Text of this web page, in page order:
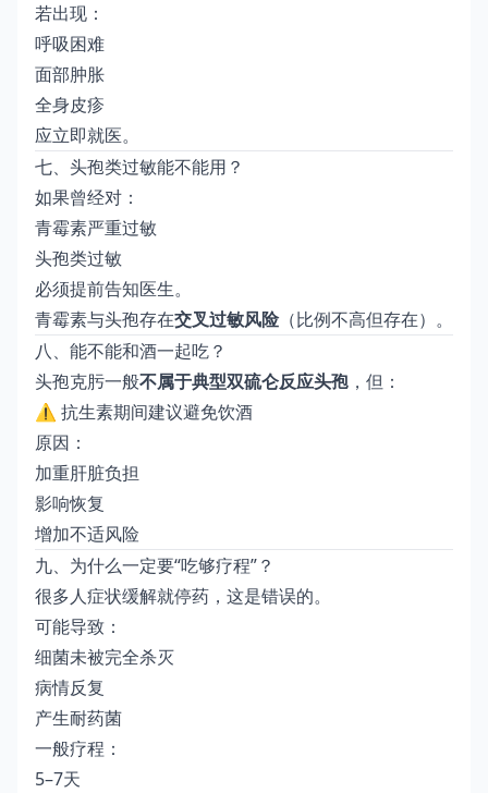
若出现：
呼吸困难
面部肿胀
全身皮疹
应立即就医。
七、头孢类过敏能不能用？
如果曾经对：
青霉素严重过敏
头孢类过敏
必须提前告知医生。
青霉素与头孢存在交叉过敏风险（比例不高但存在）。
八、能不能和酒一起吃？
头孢克肟一般不属于典型双硫仑反应头孢 ，但：
⚠ 抗生素期间建议避免饮酒
原因：
加重肝脏负担
影响恢复
增加不适风险
九、为什么一定要“吃够疗程”？
很多人症状缓解就停药，这是错误的。
可能导致：
细菌未被完全杀灭
病情反复
产生耐药菌
一般疗程：
5–7天